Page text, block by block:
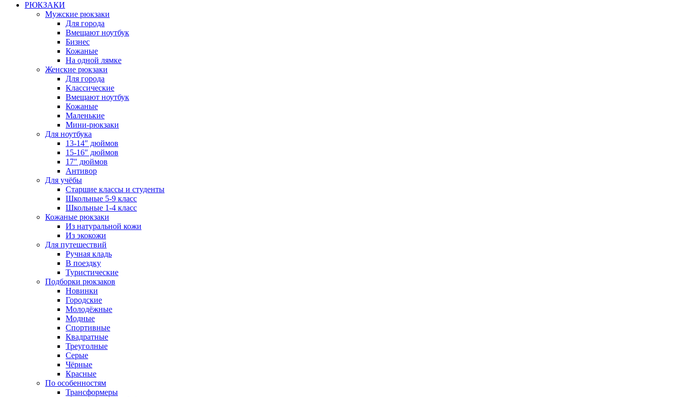
РЮКЗАКИ
Мужские рюкзаки
Для города
Вмещают ноутбук
Бизнес
Кожаные
На одной лямке
Женские рюкзаки
Для города
Классические
Вмещают ноутбук
Кожаные
Маленькие
Мини-рюкзаки
Для ноутбука
13-14″ дюймов
15-16″ дюймов
17″ дюймов
Антивор
Для учёбы
Старшие классы и студенты
Школьные 5-9 класс
Школьные 1-4 класс
Кожаные рюкзаки
Из натуральной кожи
Из экокожи
Для путешествий
Ручная кладь
В поездку
Туристические
Подборки рюкзаков
Новинки
Городские
Молодёжные
Модные
Спортивные
Квадратные
Треуголные
Серые
Чёрные
Красные
По особенностям
Трансформеры